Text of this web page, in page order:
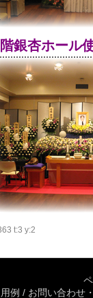
銀杏ホール
t:3 y:2
例 / お問い合わせ